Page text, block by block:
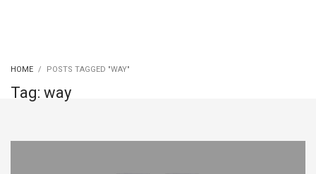
HOME POSTS TAGGED "WAY"
Tag: way